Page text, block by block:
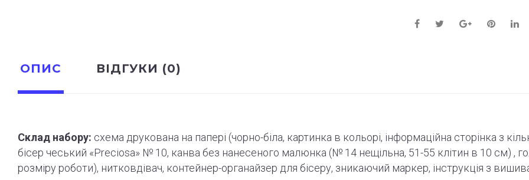
ОПИС ВІДГУКИ (0)
Склад набору: схема друкована на папері (чорно-біла, картинка в кольорі, інформаційна сторінка з
бісер чеський «Preciosa» № 10, канва без нанесеного малюнка (№ 14 нещільна, 51-55 клітин в 10 см) ,
розміру роботи), нитковдівач, контейнер-органайзер для бісеру, зникаючий маркер, інструкція з